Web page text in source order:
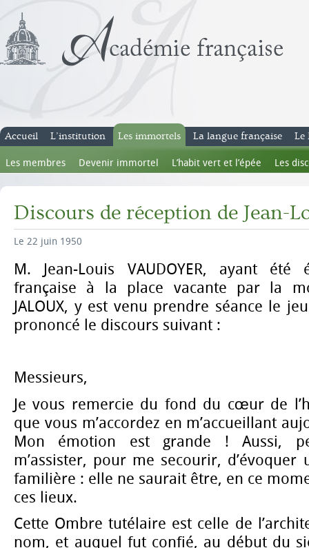
Accueil L’institution Les immortels
Les membres Devenir immortel L’habit vert et l’épée Les
La langue française Le
Discours de réception de Jean-
Le 22 juin 1950
M. Jean-Louis VAUDOYER, ayant été
française à la place vacante par la
JALOUX, y est venu prendre séance le
prononcé le discours suivant :
Messieurs,
Je vous remercie du fond du cœur de
que vous m’accordez en m’accueillant
Mon émotion est grande ! Aussi,
m’assister, pour me secourir,
familière : elle ne saurait être, en ce
ces lieux.
Cette Ombre tutélaire est celle de
nom, et auquel fut confié, au début du